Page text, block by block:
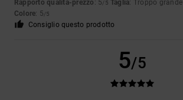
Rapporto qualità-prezzo : 5/5 Taglia: Troppo grande
Colore: 5/5
Consiglio questo prodotto
5/5